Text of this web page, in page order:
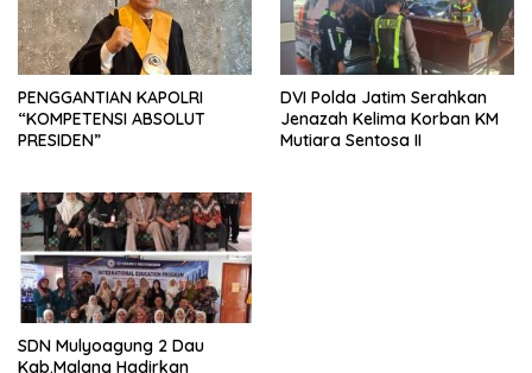
PENGGANTIAN KAPOLRI
“KOMPETENSI ABSOLUT
PRESIDEN”
DVI Polda Jatim Serahkan
Jenazah Kelima Korban KM
Mutiara Sentosa II
SDN Mulyoagung 2 Dau
Kab.Malang Hadirkan